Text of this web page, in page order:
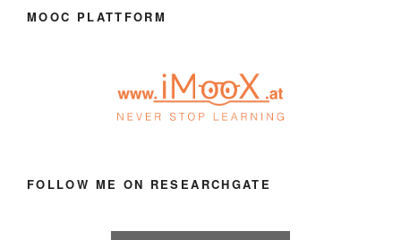
MOOC PLATTFORM
FOLLOW ME ON RESEARCHGATE